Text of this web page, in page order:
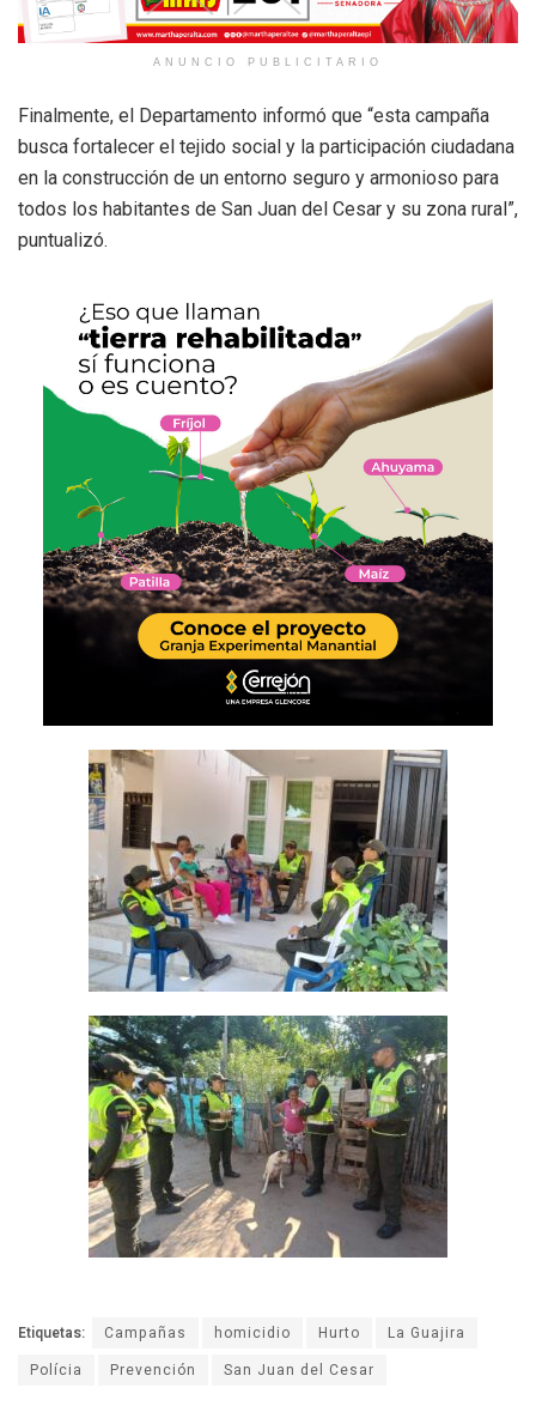
ANUNCIO PUBLICITARIO
Finalmente, el Departamento informó que “esta campaña
busca fortalecer el tejido social y la participación ciudadana
en la construcción de un entorno seguro y armonioso para
todos los habitantes de San Juan del Cesar y su zona rural”,
puntualizó.
Etiquetas: Campañas homicidio Hurto
La Guajira
Polícia
Prevención San Juan del Cesar